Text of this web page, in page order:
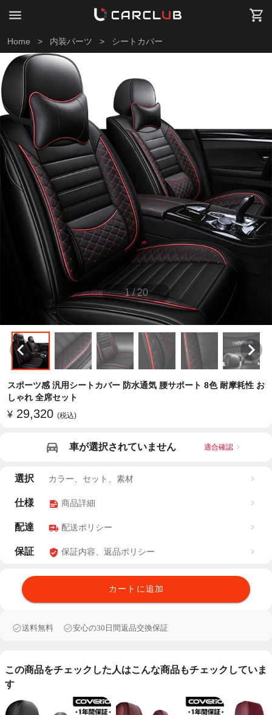
Home > 内装パーツ > シートカバー
1 / 20
スポーツ感 汎用シートカバー 防水通気 腰サポート 8色 耐摩耗性 お
しゃれ 全席セット
¥ 29,320 (税込)
車が選択されていません 適合確認
選択 カラー、セット、素材
仕様 商品詳細
配達 配送ポリシー
保証 保証内容、返品ポリシー
カートに追加
送料無料 安心の30日間返品交換保証
この商品をチェックした人はこんな商品もチェックしていま
す